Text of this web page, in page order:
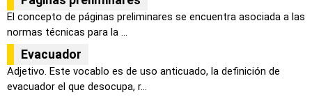
El concepto de páginas preliminares se encuentra asociada a las
normas técnicas para la ...
Evacuador
Adjetivo. Este vocablo es de uso anticuado, la definición de
evacuador el que desocupa, r...